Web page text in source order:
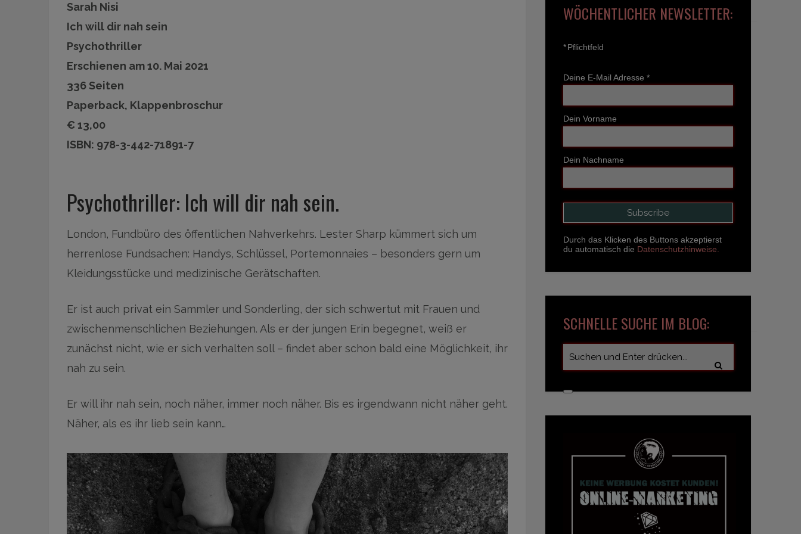
Sarah Nisi
Ich will dir nah sein
Psychothriller
Erschienen am 10. Mai 2021
336 Seiten
Paperback, Klappenbroschur
€ 13,00
ISBN: 978-3-442-71891-7
Psychothriller: Ich will dir nah sein.
London, Fundbüro des öffentlichen Nahverkehrs. Lester Sharp kümmert sich um
herrenlose Fundsachen: Handys, Schlüssel, Portemonnaies – besonders gern um
Kleidungsstücke und medizinische Gerätschaften.
Er ist auch privat ein Sammler und Sonderling, der sich schwertut mit Frauen und
zwischenmenschlichen Beziehungen. Als er der jungen Erin begegnet, weiß er
zunächst nicht, wie er sich verhalten soll – findet aber schon bald eine Möglichkeit, ihr
nah zu sein.
Er will ihr nah sein, noch näher, immer noch näher. Bis es irgendwann nicht näher geht.
Näher, als es ihr lieb sein kann…
WÖCHENTLICHER NEWSLETTER:
*Pflichtfeld
Deine E-Mail Adresse *
Dein Vorname
Dein Nachname
Durch das Klicken des Buttons akzeptierst
du automatisch die Datenschutzhinweise.
SCHNELLE SUCHE IM BLOG: